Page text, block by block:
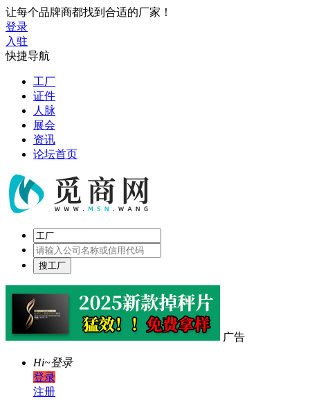
让每个品牌商都找到合适的厂家！
登录
入驻
快捷导航
工厂
证件
人脉
展会
资讯
论坛首页
广告
Hi~登录
登录
注册